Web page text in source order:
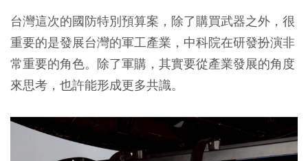
台灣這次的國防特別預算案，除了購買武器之外，很
重要的是發展台灣的軍工產業，中科院在研發扮演非
常重要的角色。除了軍購，其實要從產業發展的角度
來思考，也許能形成更多共識。